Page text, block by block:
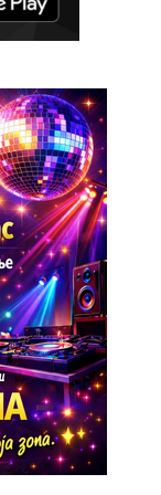
со мини
музичката
Фест
музички
кога
Шоу“.
победи и како
песна –